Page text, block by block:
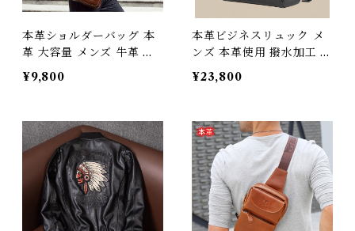
本革ショルダーバッグ 本
革 大容量 メンズ 牛革 オ
イルレザー アウトドア 旅
行 レジャー 本革鞄 男女兼
プレゼント 351203
¥9,800
本革ビジネスリュック メ
ンズ 本革使用 撥水加工 ビ
ジネスリュックサック 15.
6インチ ワイド A4サイズ
ント 266666_bz
¥23,800